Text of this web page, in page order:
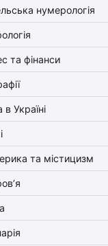
нумерологія
та фінанси
в Україні
та містицизм